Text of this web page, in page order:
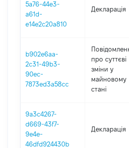
5a76-44e3-
a61d-
e14e2c20a810
Декларація
b902e6aa-
2c31-49b3-
90ec-
7873ed3a58cc
про суттєві
зміни y
майновому
стані
9a3c4267-
d669-43f7-
9e4e-
46dfd924430b
Декларація